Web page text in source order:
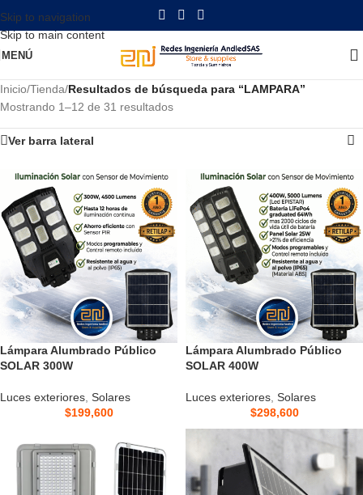
Skip to navigation
Skip to main content
MENÚ
Inicio/Tienda/Resultados de búsqueda para “LAMPARA”
Mostrando 1–12 de 31 resultados
Ver barra lateral
Lámpara Alumbrado Público
SOLAR 300W
Luces exteriores, Solares
$199,600
Lámpara Alumbrado Público
SOLAR 400W
Luces exteriores, Solares
$298,600